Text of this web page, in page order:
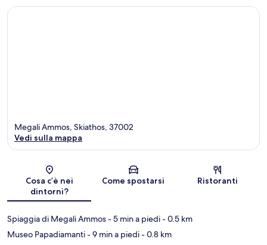
Mappa
Megali Ammos, Skiathos, 37002
Vedi sulla mappa
Cosa c’è nei
dintorni?
Come spostarsi Ristoranti
Spiaggia di Megali Ammos- 5 min a piedi- 0.5 km
Museo Papadiamanti- 9 min a piedi- 0.8 km